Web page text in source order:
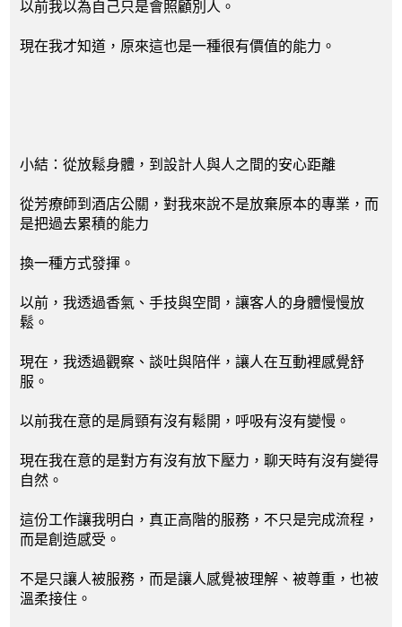
以前我以為自己只是會照顧別人。
現在我才知道，原來這也是一種很有價值的能力。
小結：從放鬆身體，到設計人與人之間的安心距離
從芳療師到酒店公關，對我來說不是放棄原本的專業，而
是把過去累積的能力
換一種方式發揮。
以前，我透過香氣、手技與空間，讓客人的身體慢慢放
鬆。
現在，我透過觀察、談吐與陪伴，讓人在互動裡感覺舒
服。
以前我在意的是肩頸有沒有鬆開，呼吸有沒有變慢。
現在我在意的是對方有沒有放下壓力，聊天時有沒有變得
自然。
這份工作讓我明白，真正高階的服務，不只是完成流程，
而是創造感受。
不是只讓人被服務，而是讓人感覺被理解、被尊重，也被
溫柔接住。